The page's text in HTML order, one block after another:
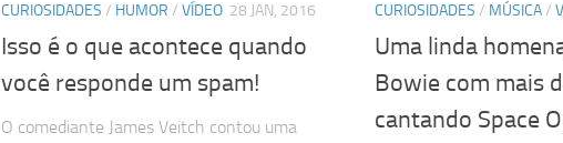
CURIOSIDADES / HUMOR / VÍDEO 28 JAN, 2016
Isso é o que acontece quando
você responde um spam!
O comediante James Veitch contou uma
CURIOSIDADES / MÚSICA/
Uma linda
Bowie com mais
cantando Space